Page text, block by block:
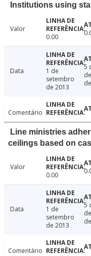
Institutions using
Valor
0.00
Data
1 de
setembro
de 2013
5
Comentário
Line ministries
ceilings based on
Valor
0.00
Data
1 de
setembro
de 2013
5
Comentário